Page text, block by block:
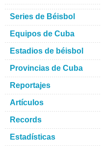
Series de Béisbol
Equipos de Cuba
Estadios de béisbol
Provincias de Cuba
Reportajes
Artículos
Records
Estadísticas